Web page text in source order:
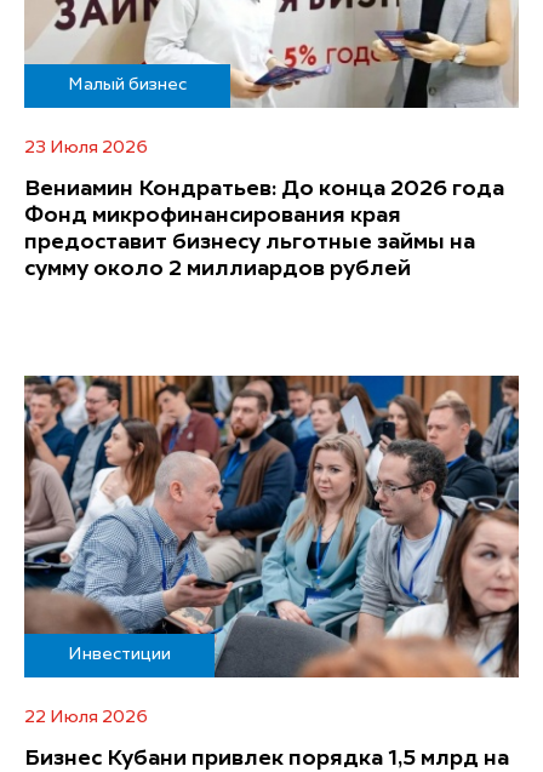
Малый бизнес
23 Июля 2026
Вениамин Кондратьев: До конца 2026 года
Фонд микрофинансирования края
предоставит бизнесу льготные займы на
сумму около 2 миллиардов рублей
Инвестиции
22 Июля 2026
Бизнес Кубани привлек порядка 1,5 млрд на